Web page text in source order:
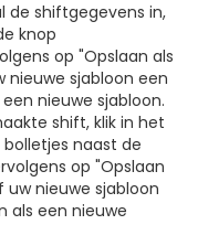
de shiftgegevens in,
knop
op "Opslaan als
nieuwe sjabloon een
nieuwe sjabloon.
shift, klik in het
naast de
op "Opslaan
uw nieuwe sjabloon
als een nieuwe